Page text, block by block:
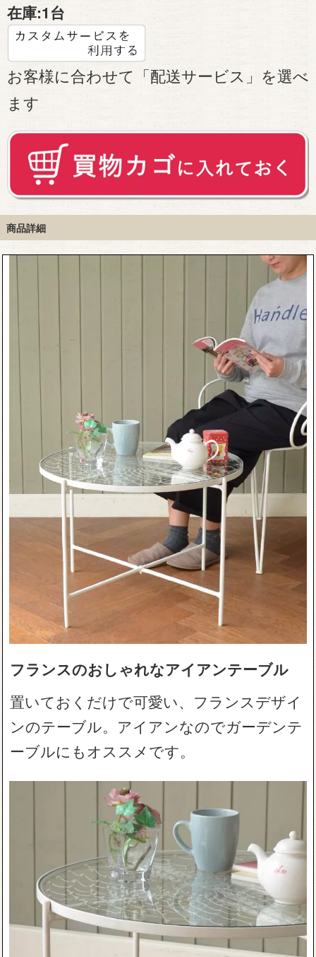
在庫:1台
お客様に合わせて「配送サービス」を選べ
ます
商品詳細
フランスのおしゃれなアイアンテーブル
置いておくだけで可愛い、フランスデザイ
ンのテーブル。アイアンなのでガーデンテ
ーブルにもオススメです。